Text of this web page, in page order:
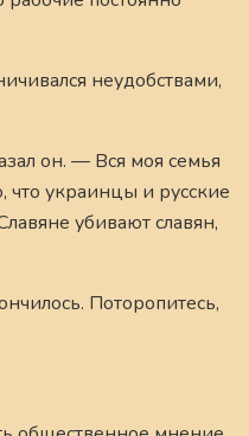
неудобствами,
он. — Вся моя семья
что украинцы и русские
убивают славян,
Поторопитесь,